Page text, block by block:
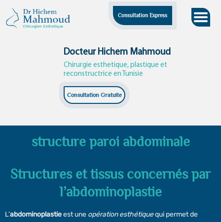
content
Consultation Express
Docteur Hichem Mahmoud
Chirurgie esthetique, plastique et
reconstructrice en Tunisie
Consultation Gratuite
structure paroi abdominale
Structures et tissus concernés par
l’abdominoplastie
L’abdominoplastieest une opération esthétiquequi permet de